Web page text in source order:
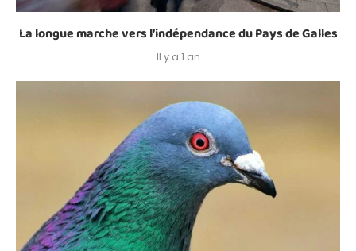
La longue marche vers l’indépendance du Pays de Galles
Il y a 1 an